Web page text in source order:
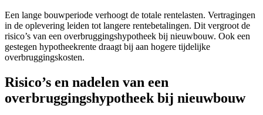
Een lange bouwperiode verhoogt de totale rentelasten. Vertragingen
in de oplevering leiden tot langere rentebetalingen. Dit vergroot de
risico’s van een overbruggingshypotheek bij nieuwbouw. Ook een
gestegen hypotheekrente draagt bij aan hogere tijdelijke
overbruggingskosten.
Risico’s en nadelen van een
overbruggingshypotheek bij nieuwbouw